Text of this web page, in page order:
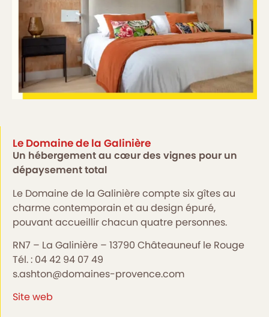
Le Domaine de la Galinière
Un hébergement au cœur des vignes pour un
dépaysement total
Le Domaine de la Galinière compte six gîtes au
charme contemporain et au design épuré,
pouvant accueillir chacun quatre personnes.
RN7 – La Galinière – 13790 Châteauneuf le Rouge
Tél. : 04 42 94 07 49
s.ashton@domaines-provence.com
Site web